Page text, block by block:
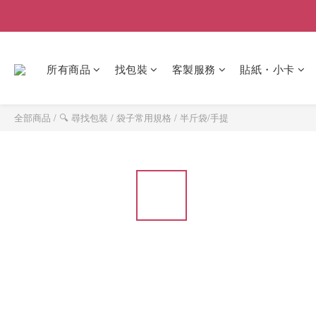
所有商品 找包裝 客製服務 貼紙・小卡
全部商品 / 🔍 尋找包裝 / 袋子常用規格 / 半斤袋/手提